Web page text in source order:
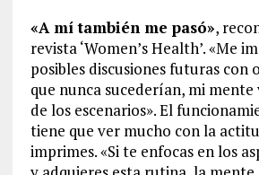
«A mí también me pasó»,
revista ‘Women’s Health’. «Me
posibles discusiones futuras con
que nunca sucederían, mi mente
de los escenarios». El
tiene que ver mucho con la
imprimes. «Si te enfocas en los